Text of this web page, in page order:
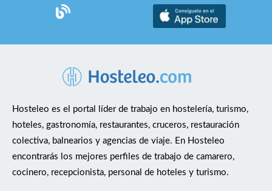
Hosteleo es el portal líder de trabajo en hostelería, turismo,
hoteles, gastronomía, restaurantes, cruceros, restauración
colectiva, balnearios y agencias de viaje. En Hosteleo
encontrarás los mejores perfiles de trabajo de camarero,
cocinero, recepcionista, personal de hoteles y turismo.